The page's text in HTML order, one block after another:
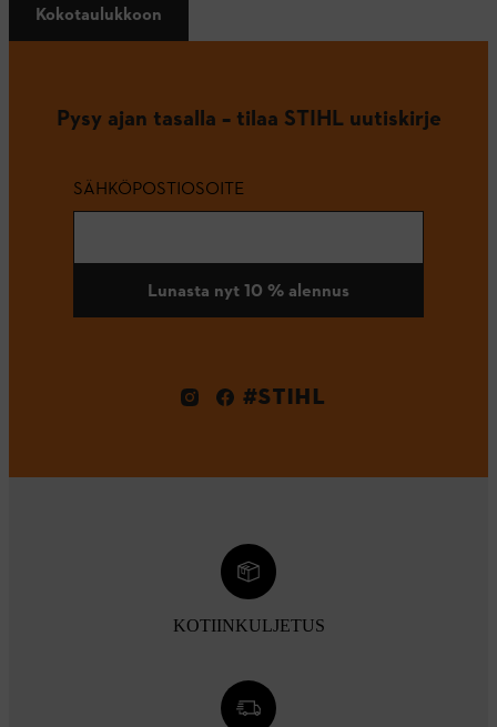
Kokotaulukkoon
Pysy ajan tasalla – tilaa STIHL uutiskirje
SÄHKÖPOSTIOSOITE
Lunasta nyt 10 % alennus
#STIHL
KOTIINKULJETUS